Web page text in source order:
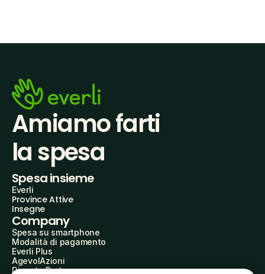
Amiamo farti
la spesa
Spesa insieme
Everli
Province Attive
Insegne
Company
Spesa su smartphone
Modalità di pagamento
Everli Plus
AgevolAzioni
Diventa Partner